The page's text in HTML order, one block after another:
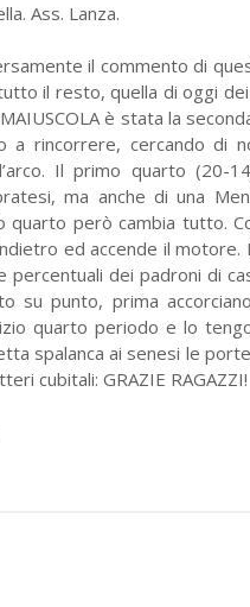
Ass. Lanza.
il commento di
il resto, quella di oggi
è stata la
a rincorrere, cercando di
Il primo quarto (20-
ma anche di una
quarto però cambia tutto.
ed accende il
percentuali dei padroni di
su punto, prima
quarto periodo e lo
spalanca ai senesi le
cubitali: GRAZIE RAGAZZI!